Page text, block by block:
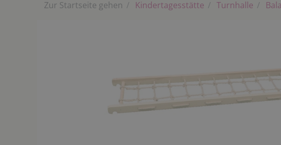
Zur Startseite gehen
Kindertagesstätte Turnhalle